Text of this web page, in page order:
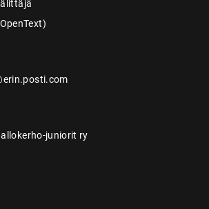
juniorit ry